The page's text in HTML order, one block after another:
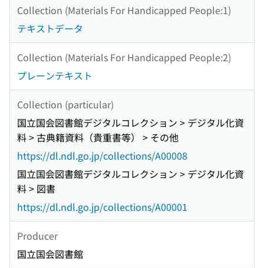
Collection (Materials For Handicapped People:1)
テキストデータ
Collection (Materials For Handicapped People:2)
プレーンテキスト
Collection (particular)
国立国会図書館デジタルコレクション > デジタル化資
料 > 古典籍資料（貴重書等） > その他
https://dl.ndl.go.jp/collections/A00008
国立国会図書館デジタルコレクション > デジタル化資
料 > 図書
https://dl.ndl.go.jp/collections/A00001
Producer
国立国会図書館